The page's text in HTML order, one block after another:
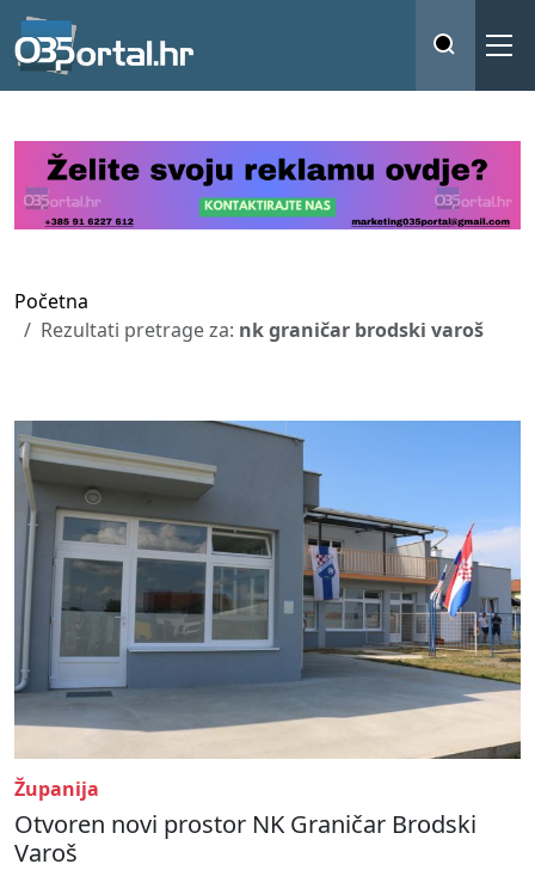
Početna
Rezultati pretrage za: nk graničar brodski varoš
Županija
Otvoren novi prostor NK Graničar Brodski
Varoš